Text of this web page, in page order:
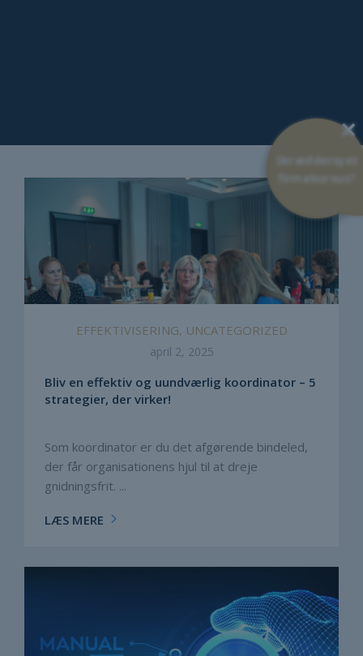
×
Skræddersyet
firmakursus?
EFFEKTIVISERING, UNCATEGORIZED
april 2, 2025
Bliv en effektiv og uundværlig koordinator – 5
strategier, der virker!
Som koordinator er du det afgørende bindeled,
der får organisationens hjul til at dreje
gnidningsfrit. ...
LÆS MERE